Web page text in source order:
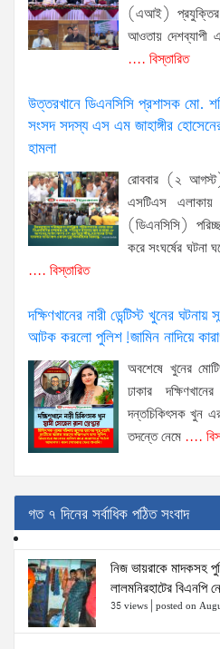
(এআই) প্রযুক্তির
আওতায় দেশব্যাপী
.... বিস্তারিত
উত্তরখানে ডিএনসিসি প্রশাসক মো.
সংসদ সদস্য এস এম জাহাঙ্গীর
হামলা
রোববার (২ আগস্ট)
এসটিএস এলাকায়
(ডিএনসিসি)
করে সংঘর্ষের
.... বিস্তারিত
দক্ষিণখানের নারী ডেন্টিস্ট খুনের ঘটনায়
আটক করলো পুলিশ!জামিন নাদিয়ে
অবশেষে খুনের
ঢাকার
দন্তচিকিৎসক খুন
তদন্তে নেমে ....
গত ৭ দিনের সর্বাধিক পঠিত সংবাদ
নিজ ভায়রাকে মাদকসহ
লালমনিরহাটের বিএনপি
35 views posted on